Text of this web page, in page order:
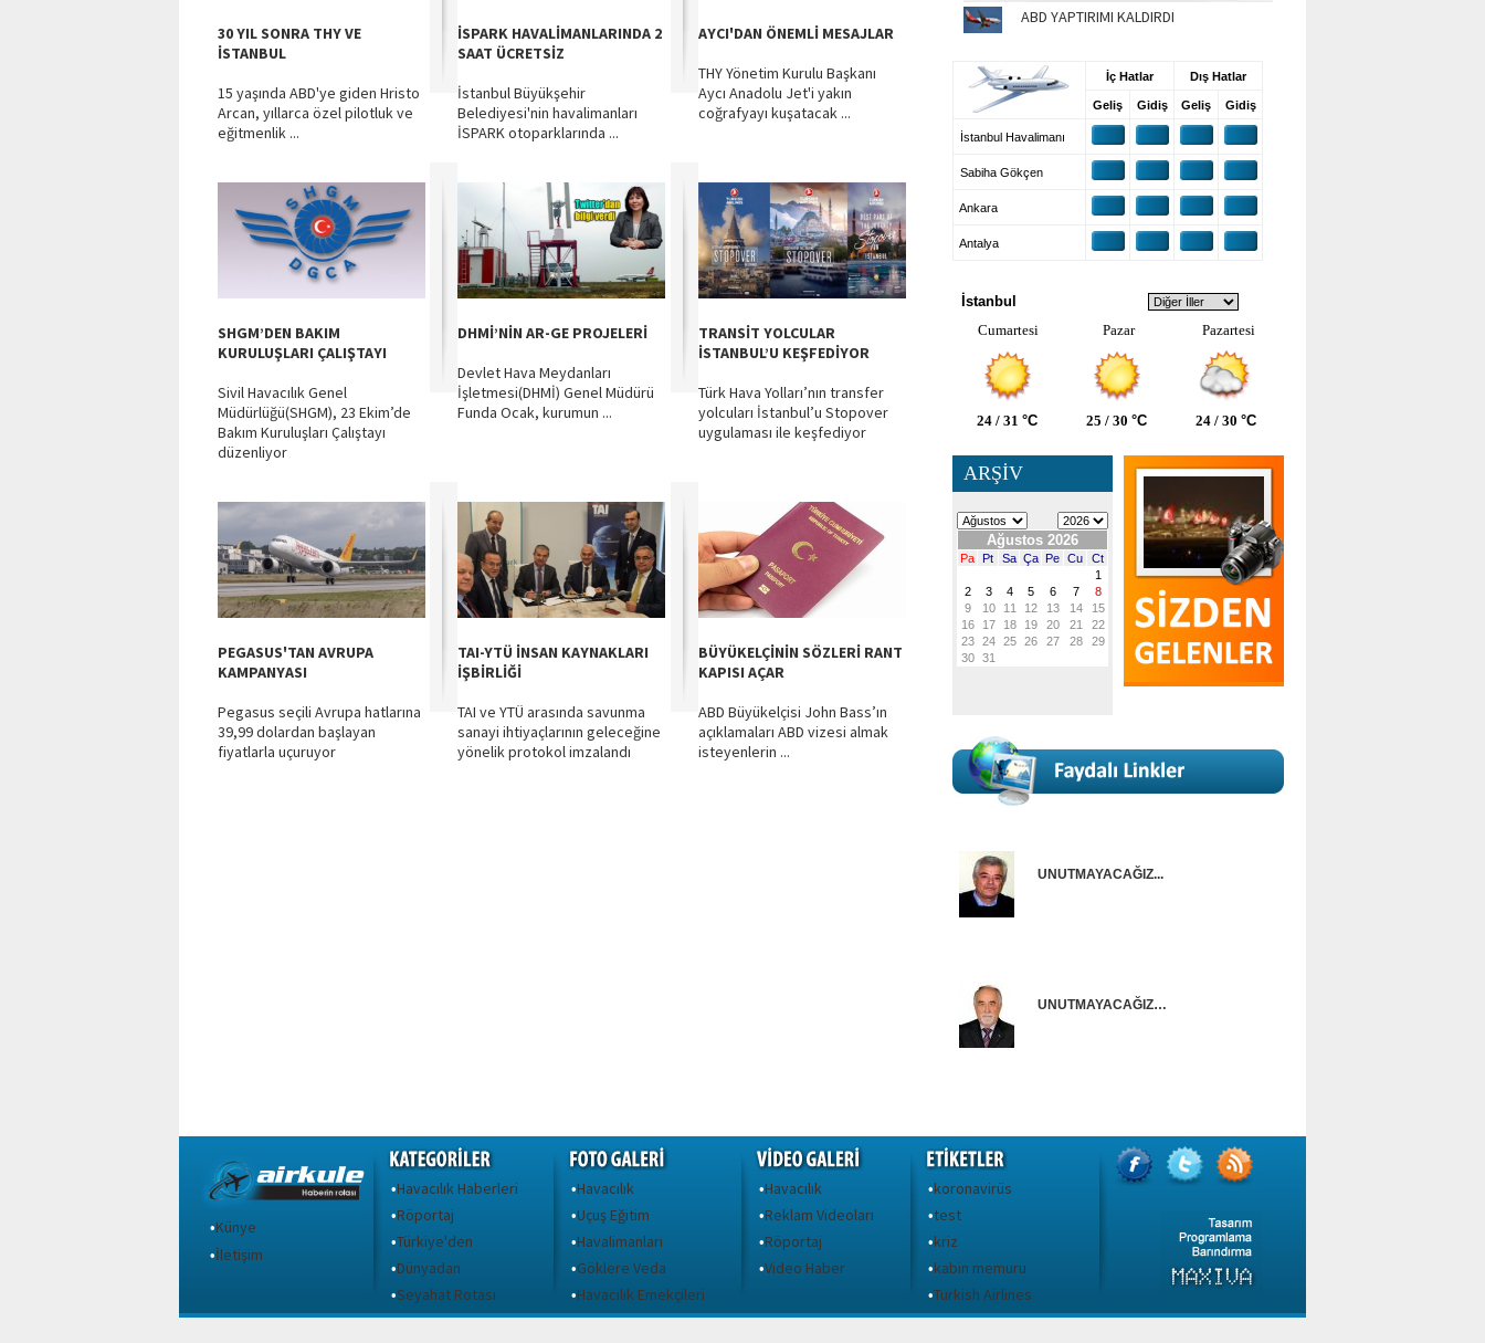
30 YIL SONRA THY VE
İSTANBUL
15 yaşında ABD'ye giden Hristo
Arcan, yıllarca özel pilotluk ve
eğitmenlik ...
İSPARK HAVALİMANLARINDA 2
SAAT ÜCRETSİZ
İstanbul Büyükşehir
Belediyesi'nin havalimanları
İSPARK otoparklarında ...
AYCI'DAN ÖNEMLİ MESAJLAR
THY Yönetim Kurulu Başkanı
Aycı Anadolu Jet'i yakın
coğrafyayı kuşatacak ...
SHGM’DEN BAKIM
KURULUŞLARI ÇALIŞTAYI
Sivil Havacılık Genel
Müdürlüğü(SHGM), 23 Ekim’de
Bakım Kuruluşları Çalıştayı
düzenliyor
DHMİ’NİN AR-GE PROJELERİ
Devlet Hava Meydanları
İşletmesi(DHMİ) Genel Müdürü
Funda Ocak, kurumun ...
TRANSİT YOLCULAR
İSTANBUL’U KEŞFEDİYOR
Türk Hava Yolları’nın transfer
yolcuları İstanbul’u Stopover
uygulaması ile keşfediyor
PEGASUS'TAN AVRUPA
KAMPANYASI
Pegasus seçili Avrupa hatlarına
39,99 dolardan başlayan
fiyatlarla uçuruyor
TAI-YTÜ İNSAN KAYNAKLARI
İŞBİRLİĞİ
TAI ve YTÜ arasında savunma
sanayi ihtiyaçlarının geleceğine
yönelik protokol imzalandı
BÜYÜKELÇİNİN SÖZLERİ RANT
KAPISI AÇAR
ABD Büyükelçisi John Bass’ın
açıklamaları ABD vizesi almak
isteyenlerin ...
ABD YAPTIRIMI KALDIRDI
İç Hatlar Dış Hatlar
Geliş Gidiş Geliş Gidiş
İstanbul Havalimanı
Sabiha Gökçen
Ankara
Antalya
İstanbul
Cumartesi
Pazar Pazartesi
24 / 31 °C 25 / 30 °C 24 / 30 °C
ARŞİV
UNUTMAYACAĞIZ...
UNUTMAYACAĞIZ…
•Künye
•İletişim
•Havacılık Haberleri
•Röportaj
•Türkiye'den
•Dünyadan
•Seyahat Rotası
•Havacılık
•Uçuş Eğitim
•Havalimanları
•Göklere Veda
•Havacılık Emekçileri
•Havacılık
•Reklam Videoları
•Röportaj
•Video Haber
•koronavirüs
•test
•kriz
•kabin memuru
•Turkish Airlines